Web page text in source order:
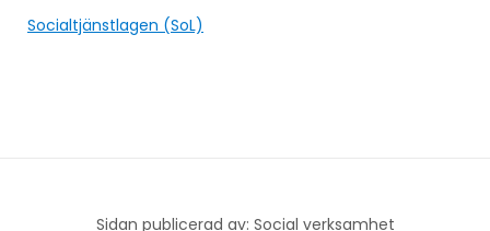
Socialtjänstlagen (SoL)
Sidan publicerad av: Social verksamhet